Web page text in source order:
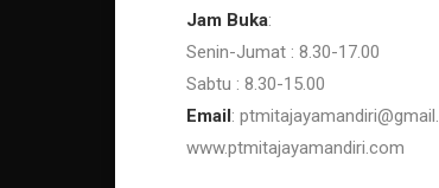
Jam Buka:
Senin-Jumat : 8.30-17.00
Sabtu : 8.30-15.00
Email:
www.ptmitajayamandiri.com